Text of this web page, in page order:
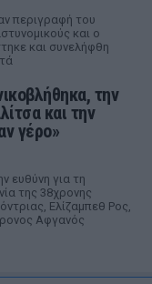
περιγραφή του
και ο
και συνελήφθη
την
και την
γέρο»
ευθύνη για τη
της 38χρονης
Ελίζαμπεθ Ρος,
Αφγανός